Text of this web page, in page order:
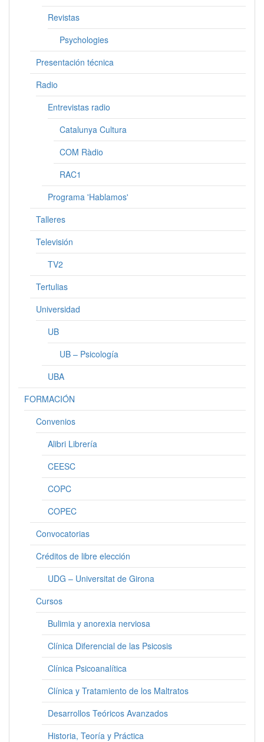
Revistas
Psychologies
Presentación técnica
Radio
Entrevistas radio
Catalunya Cultura
COM Ràdio
RAC1
Programa 'Hablamos'
Talleres
Televisión
TV2
Tertulias
Universidad
UB
UB – Psicología
UBA
FORMACIÓN
Convenios
Alibri Librería
CEESC
COPC
COPEC
Convocatorias
Créditos de libre elección
UDG – Universitat de Girona
Cursos
Bulimia y anorexia nerviosa
Clínica Diferencial de las Psicosis
Clínica Psicoanalítica
Clínica y Tratamiento de los Maltratos
Desarrollos Teóricos Avanzados
Historia, Teoría y Práctica